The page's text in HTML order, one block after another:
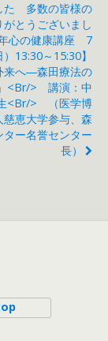
た 多数の皆様の
がとうございまし
心の健康講座 7
13:30～15:30】
来へ―森田療法の
<br/> 講演：中
<br/> （医学博
恵大学参与、森
ター名誉センター
長）